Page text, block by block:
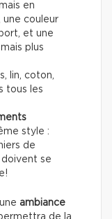
en
une couleur
et une
plus
lin, coton,
tous les
style :
de
doivent se
ambiance